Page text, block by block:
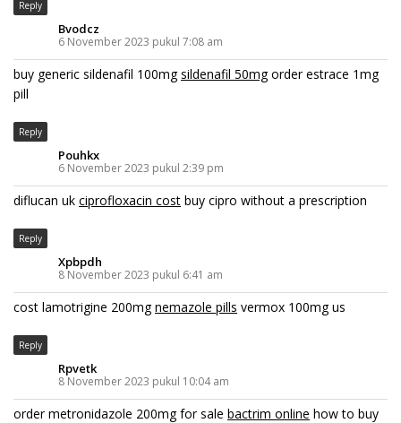
Reply
Bvodcz
6 November 2023 pukul 7:08 am
buy generic sildenafil 100mgsildenafil 50mgorder estrace 1mg
pill
Reply
Pouhkx
6 November 2023 pukul 2:39 pm
diflucan uk ciprofloxacin cost buy cipro without a prescription
Reply
Xpbpdh
8 November 2023 pukul 6:41 am
cost lamotrigine 200mgnemazole pills vermox 100mg us
Reply
Rpvetk
8 November 2023 pukul 10:04 am
order metronidazole 200mg for sale bactrim online how to buy